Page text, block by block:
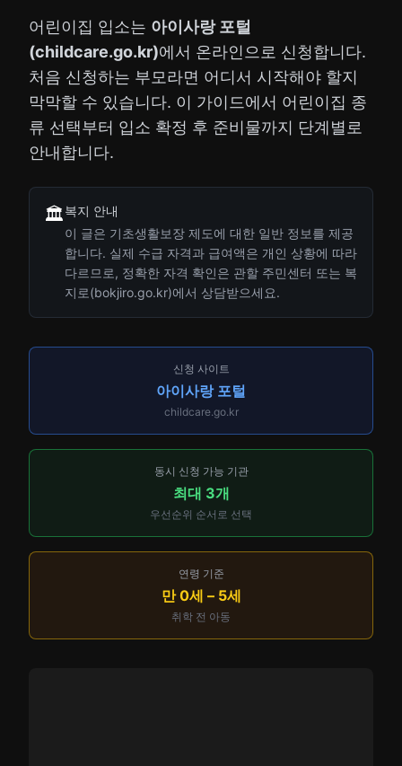
어린이집 입소는 아이사랑 포털
(childcare.go.kr)에서 온라인으로 신청합니다.
처음 신청하는 부모라면 어디서 시작해야 할지
막막할 수 있습니다. 이 가이드에서 어린이집 종
류 선택부터 입소 확정 후 준비물까지 단계별로
안내합니다.
🏛️복지 안내
이 글은 기초생활보장 제도에 대한 일반 정보를 제공
합니다. 실제 수급 자격과 급여액은 개인 상황에 따라
다르므로, 정확한 자격 확인은 관할 주민센터 또는 복
지로(bokjiro.go.kr)에서 상담받으세요.
신청 사이트
아이사랑 포털
childcare.go.kr
동시 신청 가능 기관
최대 3개
우선순위 순서로 선택
연령 기준
만 0세 – 5세
취학 전 아동